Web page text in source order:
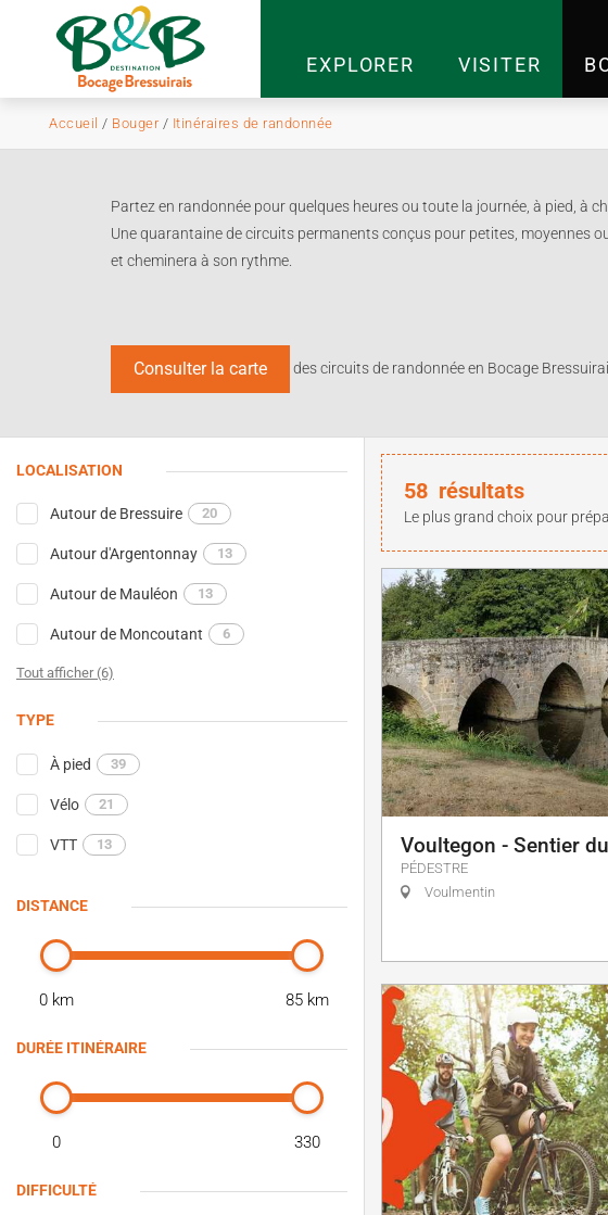
EXPLORER VISITER
Accueil / Bouger/ Itinéraires de randonnée
Partez en randonnée pour quelques heures ou toute la journée, à pied, à
Une quarantaine de circuits permanents conçus pour petites, moyennes
et cheminera à son rythme.
Consulter la carte des circuits de randonnée en Bocage
LOCALISATION
Autour de Bressuire 20
Autour d'Argentonnay 13
Autour de Mauléon 13
Autour de Moncoutant 6
Tout afficher (6)
TYPE
À pied 39
Vélo 21
VTT 13
DISTANCE
0 km 85 km
DURÉE ITINÉRAIRE
0 330
DIFFICULTÉ
58 résultats
Le plus grand choix pour
Voultegon - Sentier
PÉDESTRE
Voulmentin